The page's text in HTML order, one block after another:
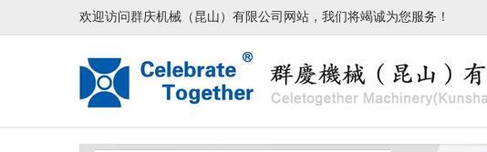
欢迎访问群庆机械（昆山）有限公司网站，我们将竭诚为您服务！